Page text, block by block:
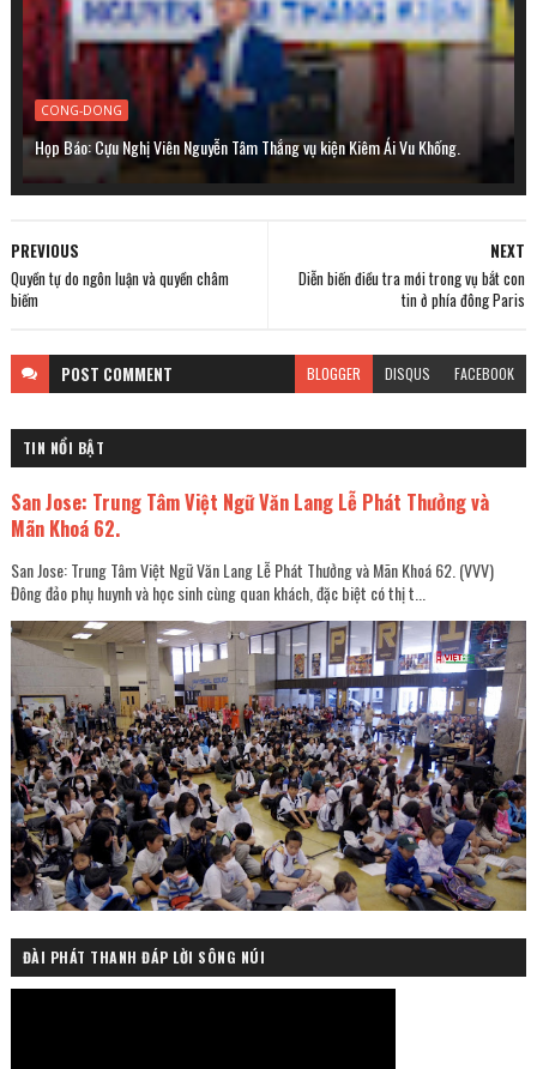
CONG-DONG
Họp Báo: Cựu Nghị Viên Nguyễn Tâm Thắng vụ kiện Kiêm Ái Vu Khống.
NEXT
Diễn biến điều tra mới trong vụ bắt con
tin ở phía đông Paris
PREVIOUS
Quyền tự do ngôn luận và quyền châm
biếm
POST COMMENT BLOGGER DISQUS FACEBOOK
TIN NỔI BẬT
San Jose: Trung Tâm Việt Ngữ Văn Lang Lễ Phát Thưởng và
Mãn Khoá 62.
San Jose: Trung Tâm Việt Ngữ Văn Lang Lễ Phát Thưởng và Mãn Khoá 62. (VVV)
Đông đảo phụ huynh và học sinh cùng quan khách, đặc biệt có thị t...
ĐÀI PHÁT THANH ĐÁP LỜI SÔNG NÚI